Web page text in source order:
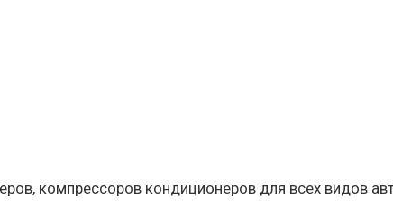
компрессоров кондиционеров для всех видов